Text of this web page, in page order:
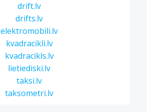
drift.lv
drifts.lv
elektromobili.lv
kvadracikli.lv
kvadracikls.lv
lietiediski.lv
taksi.lv
taksometri.lv